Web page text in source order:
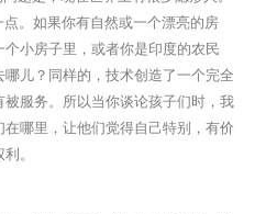
。如果你有自然或一个漂亮的房
小房子里，或者你是印度的农民
儿？同样的，技术创造了一个完全
服务。所以当你谈论孩子们时，我
哪里，让他们觉得自己特别，有价
。